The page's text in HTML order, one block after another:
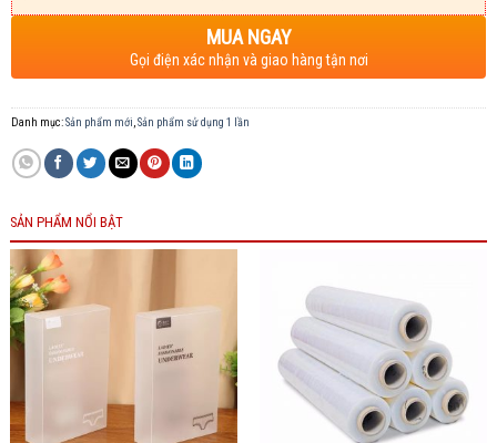
MUA NGAY
Gọi điện xác nhận và giao hàng tận nơi
Danh mục:Sản phẩm mới,Sản phẩm sử dụng 1 lần
SẢN PHẨM NỔI BẬT